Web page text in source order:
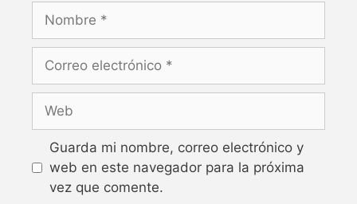
Guarda mi nombre, correo electrónico y
web en este navegador para la próxima
vez que comente.